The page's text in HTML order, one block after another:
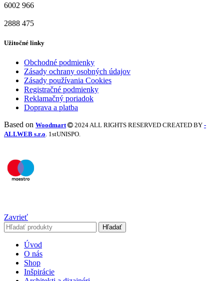
6002 966
2888 475
Užitočné linky
Obchodné podmienky
Zásady ochrany osobných údajov
Zásady používania Cookies
Registračné podmienky
Reklamačný poriadok
Doprava a platba
Based on Woodmart 2024 ALL RIGHTS RESERVED CREATED BY -
ALLWEB s.r.o. 1stUNISPO.
Zavrieť
Hľadať
Úvod
O nás
Shop
Inšpirácie